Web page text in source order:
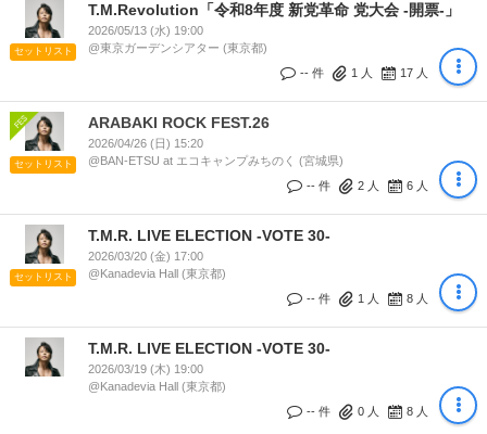
セットリスト
T.M.Revolution「令和8年度 新党革命 党大会 -開票-」
2026/05/13 (水) 19:00
@東京ガーデンシアター (東京都)
-- 件
1 人 17 人
セットリスト
ARABAKI ROCK FEST.26
2026/04/26 (日) 15:20
@BAN-ETSU at エコキャンプみちのく (宮城県)
-- 件
2 人 6 人
セットリスト
T.M.R. LIVE ELECTION -VOTE 30-
2026/03/20 (金) 17:00
@Kanadevia Hall (東京都)
-- 件
1 人 8 人
T.M.R. LIVE ELECTION -VOTE 30-
2026/03/19 (木) 19:00
@Kanadevia Hall (東京都)
-- 件
0 人 8 人